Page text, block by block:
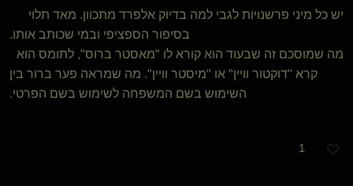
יש כל מיני פרשנויות לגבי למה בדיוק אלפרד מתכוון. מאד תלוי
בסיפור הספציפי ובמי שכותב אותו.
מה שמוסכם זה שבעוד הוא קורא לו "מאסטר ברוס", לתומס הוא
קרא "דוקטור וויין" או "מיסטר וויין". מה שמראה פער ברור בין
השימוש בשם המשפחה לשימוש בשם הפרטי.
1